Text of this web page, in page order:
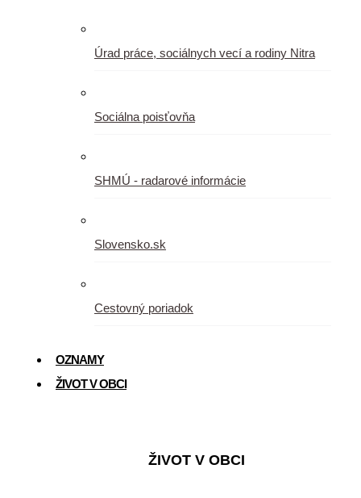
Úrad práce, sociálnych vecí a rodiny Nitra
Sociálna poisťovňa
SHMÚ - radarové informácie
Slovensko.sk
Cestovný poriadok
OZNAMY
ŽIVOT V OBCI
ŽIVOT V OBCI